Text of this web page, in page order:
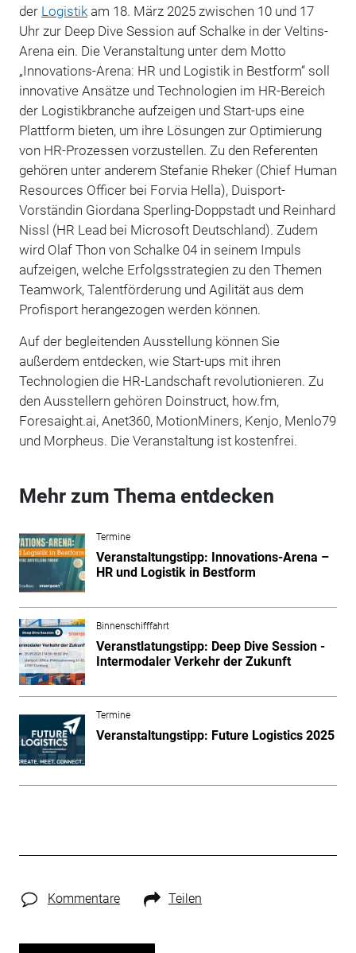
der Logistikam 18. März 2025 zwischen 10 und 17
Uhr zur Deep Dive Session auf Schalke in der Veltins-
Arena ein. Die Veranstaltung unter dem Motto
„Innovations-Arena: HR und Logistik in Bestform“ soll
innovative Ansätze und Technologien im HR-Bereich
der Logistikbranche aufzeigen und Start-ups eine
Plattform bieten, um ihre Lösungen zur Optimierung
von HR-Prozessen vorzustellen. Zu den Referenten
gehören unter anderem Stefanie Rheker (Chief Human
Resources Officer bei Forvia Hella), Duisport-
Vorständin Giordana Sperling-Doppstadt und Reinhard
Nissl (HR Lead bei Microsoft Deutschland). Zudem
wird Olaf Thon von Schalke 04 in seinem Impuls
aufzeigen, welche Erfolgsstrategien zu den Themen
Teamwork, Talentförderung und Agilität aus dem
Profisport herangezogen werden können.
Auf der begleitenden Ausstellung können Sie
außerdem entdecken, wie Start-ups mit ihren
Technologien die HR-Landschaft revolutionieren. Zu
den Ausstellern gehören Doinstruct, how.fm,
Foresaight.ai, Anet360, MotionMiners, Kenjo, Menlo79
und Morpheus. Die Veranstaltung ist kostenfrei.
Mehr zum Thema entdecken
Termine
Veranstaltungstipp: Innovations-Arena –
HR und Logistik in Bestform
Binnenschifffahrt
Veranstlatungstipp: Deep Dive Session -
Intermodaler Verkehr der Zukunft
Termine
Veranstaltungstipp: Future Logistics 2025
Kommentare Teilen